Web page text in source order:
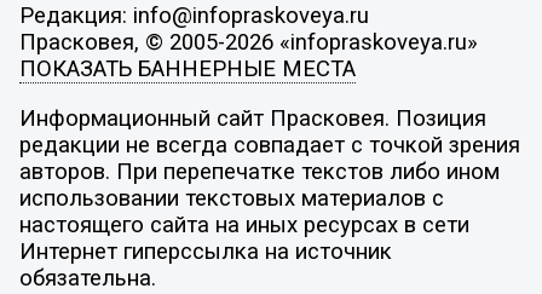
Редакция: info@infopraskoveya.ru
Прасковея, © 2005-2026 «infopraskoveya.ru»
ПОКАЗАТЬ БАННЕРНЫЕ МЕСТА
Информационный сайт Прасковея. Позиция
редакции не всегда совпадает с точкой зрения
авторов. При перепечатке текстов либо ином
использовании текстовых материалов с
настоящего сайта на иных ресурсах в сети
Интернет гиперссылка на источник
обязательна.